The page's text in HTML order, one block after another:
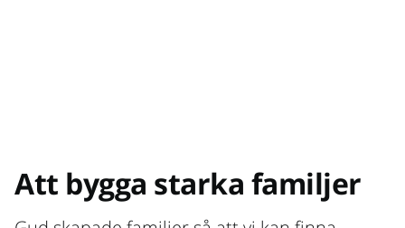
Att bygga starka familjer